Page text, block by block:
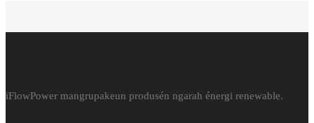
iFlowPower mangrupakeun produsén ngarah énergi renewable.